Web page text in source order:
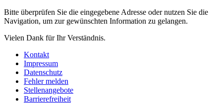
Bitte überprüfen Sie die eingegebene Adresse oder nutzen Sie die
Navigation, um zur gewünschten Information zu gelangen.
Vielen Dank für Ihr Verständnis.
Kontakt
Impressum
Datenschutz
Fehler melden
Stellenangebote
Barrierefreiheit